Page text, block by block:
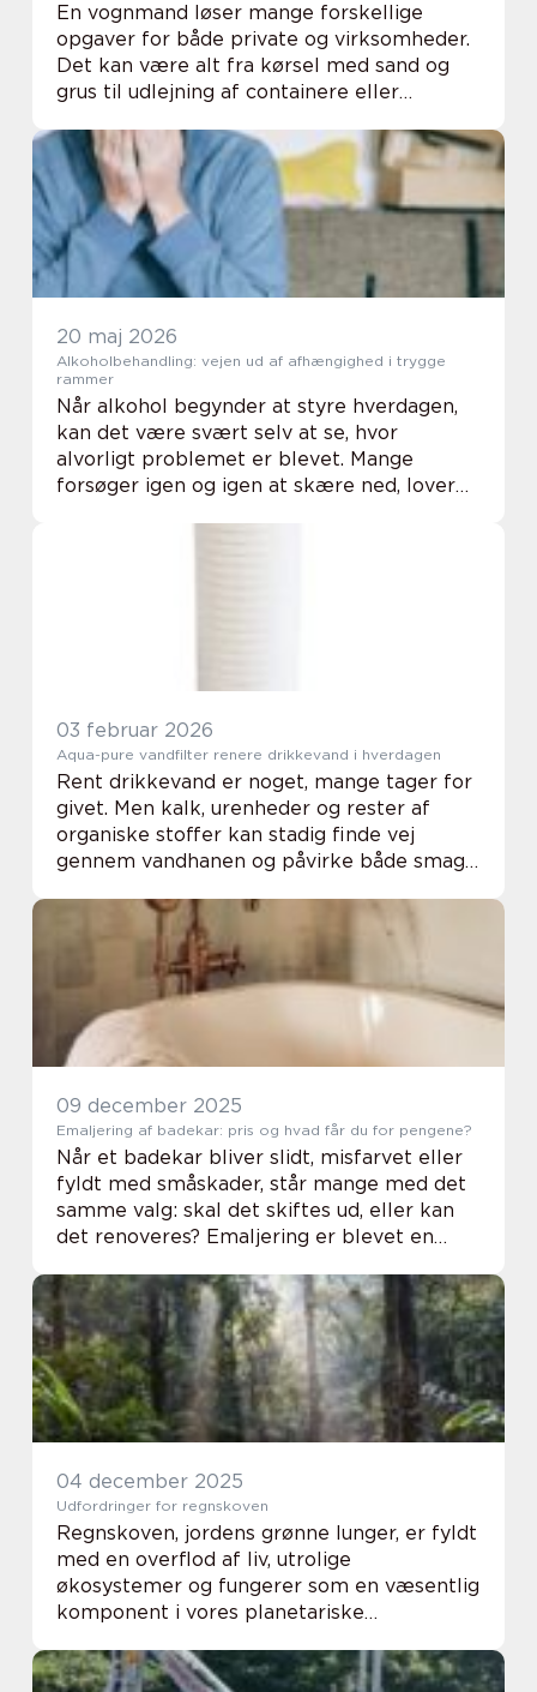
En vognmand løser mange forskellige
opgaver for både private og virksomheder.
Det kan være alt fra kørsel med sand og
grus til udlejning af containere eller
leder efter vognmand horsens, handler det
derfor om...
20 maj 2026
Alkoholbehandling: vejen ud af afhængighed i trygge
rammer
Når alkohol begynder at styre hverdagen,
kan det være svært selv at se, hvor
alvorligt problemet er blevet. Mange
forsøger igen og igen at skære ned, lover
03 februar 2026
Aqua-pure vandfilter renere drikkevand i hverdagen
Rent drikkevand er noget, mange tager for
givet. Men kalk, urenheder og rester af
organiske stoffer kan stadig finde vej
gennem vandhanen og påvirke både smag,
vandfilter ind i billedet som en enkel
løsning, ...
09 december 2025
Emaljering af badekar: pris og hvad får du for pengene?
Når et badekar bliver slidt, misfarvet eller
fyldt med småskader, står mange med det
samme valg: skal det skiftes ud, eller kan
det renoveres? Emaljering er blevet en
peng...
04 december 2025
Udfordringer for regnskoven
Regnskoven, jordens grønne lunger, er fyldt
med en overflod af liv, utrolige
økosystemer og fungerer som en væsentlig
komponent i vores planetariske
omfavner ækvator bælte, ...